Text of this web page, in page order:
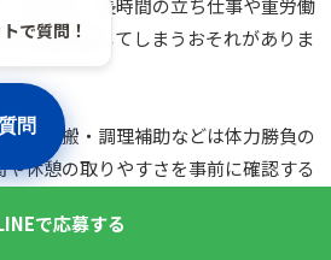
で質問！
問
くるため、長時間の立ち仕事や重労働
体調を崩してしまうおそれがありま
物運搬・調理補助などは体力勝負の
休憩の取りやすさを事前に確認する
求人を選べば、長く働き続けやすくな
で応募する